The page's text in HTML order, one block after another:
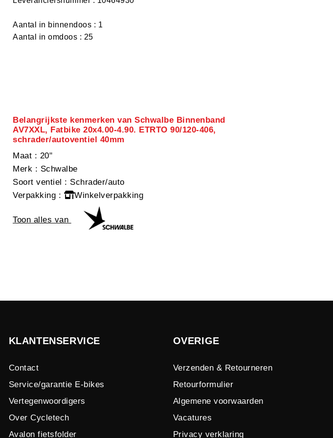
Aantal in binnendoos : 1
Aantal in omdoos : 25
Belangrijkste kenmerken van Schwalbe Binnenband
AV7XXL, Fatbike 20x4.00-4.90. ETRTO 90/120-406,
schrader/autoventiel 40mm
Maat : 20"
Merk : Schwalbe
Soort ventiel : Schrader/auto
Verpakking : Winkelverpakking
Toon alles van
KLANTENSERVICE
Contact
Service/garantie E-bikes
Vertegenwoordigers
Over Cycletech
Avalon fietsfolder
OVERIGE
Verzenden & Retourneren
Retourformulier
Algemene voorwaarden
Vacatures
Privacy verklaring